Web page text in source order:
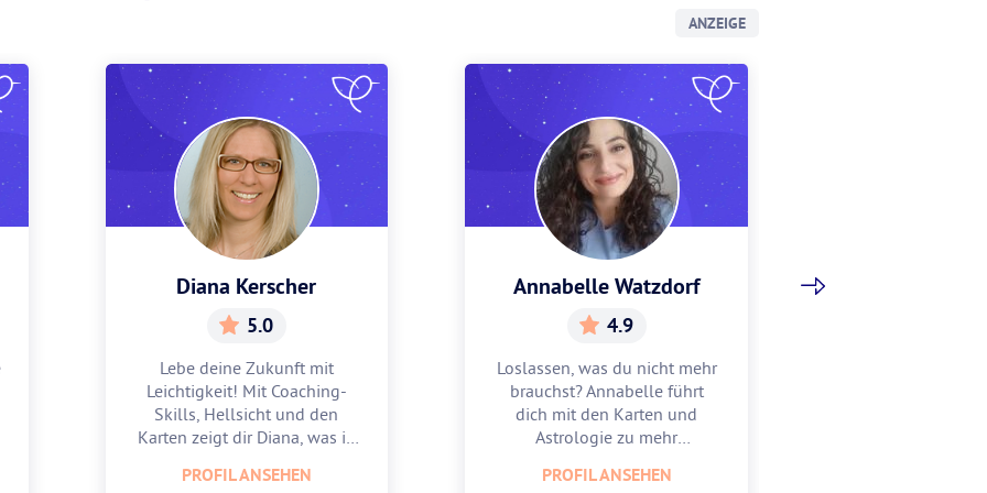
ANZEIGE
Diana Kerscher
5.0
Lebe deine Zukunft mit
Leichtigkeit! Mit Coaching-
Skills, Hellsicht und den
Karten zeigt dir Diana, was in
PROFIL ANSEHEN
Annabelle Watzdorf
4.9
Loslassen, was du nicht mehr
brauchst? Annabelle führt
dich mit den Karten und
Astrologie zu mehr
PROFIL ANSEHEN